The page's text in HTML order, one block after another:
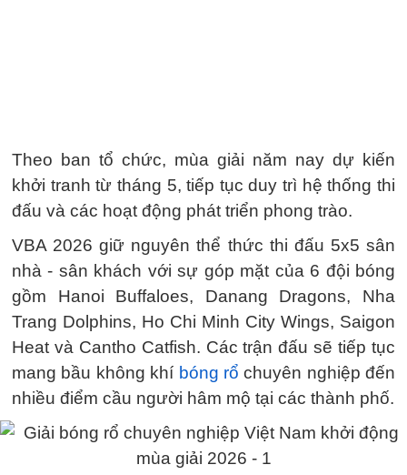
Theo ban tổ chức, mùa giải năm nay dự kiến
khởi tranh từ tháng 5, tiếp tục duy trì hệ thống thi
đấu và các hoạt động phát triển phong trào.
VBA 2026 giữ nguyên thể thức thi đấu 5x5 sân
nhà - sân khách với sự góp mặt của 6 đội bóng
gồm Hanoi Buffaloes, Danang Dragons, Nha
Trang Dolphins, Ho Chi Minh City Wings, Saigon
Heat và Cantho Catfish. Các trận đấu sẽ tiếp tục
mang bầu không khí bóng rổ chuyên nghiệp đến
nhiều điểm cầu người hâm mộ tại các thành phố.